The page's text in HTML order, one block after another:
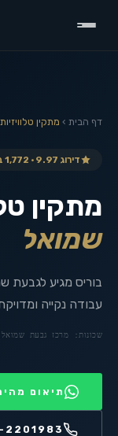
דף הבית › מתקין טלוויזיות
דירוג 9.97 · 1,772 ביקורות מאומתות · מידרג
מתקין
שמואל
בוריס מגיע לגבעת
עבודה נקייה
שכונות: מרכז גבעת
תיאום
2201983